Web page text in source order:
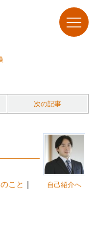
次の記事
自己紹介へ
こと